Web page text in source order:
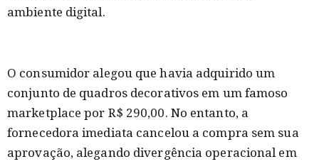
ambiente digital.
O consumidor alegou que havia adquirido um
conjunto de quadros decorativos em um famoso
marketplace por R$ 290,00. No entanto, a
fornecedora imediata cancelou a compra sem sua
aprovação, alegando divergência operacional em